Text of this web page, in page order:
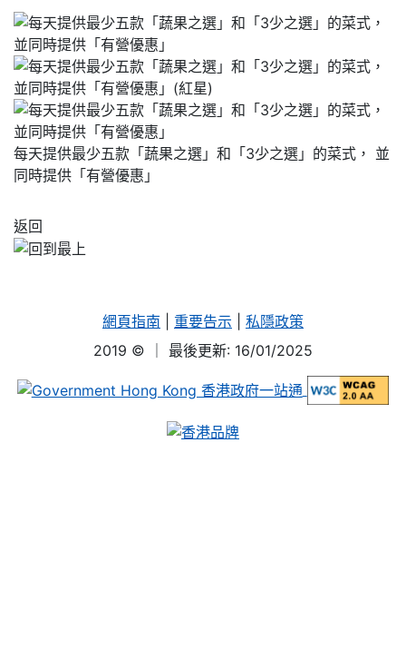
每天提供最少五款「蔬果之選」和「3少之選」的菜式， 並
同時提供「有營優惠」
返回
網頁指南 重要告示
私隱政策
2019 © ｜ 最後更新: 16/01/2025